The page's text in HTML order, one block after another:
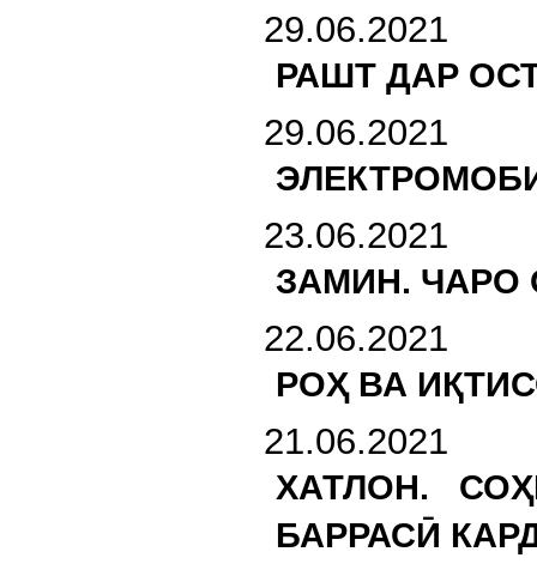
29.06.2021
РАШТ ДАР
29.06.2021
23.06.2021
ЗАМИН. ЧАРО
22.06.2021
РОҲ ВА
21.06.2021
ХАТЛОН.
БАРРАСӢ